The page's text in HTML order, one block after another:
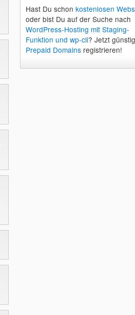
Hast Du schon kostenlosen
oder bist Du auf der Suche nach
WordPress-Hosting mit Staging-
Funktion und wp-cli? Jetzt
Prepaid Domainsregistrieren!